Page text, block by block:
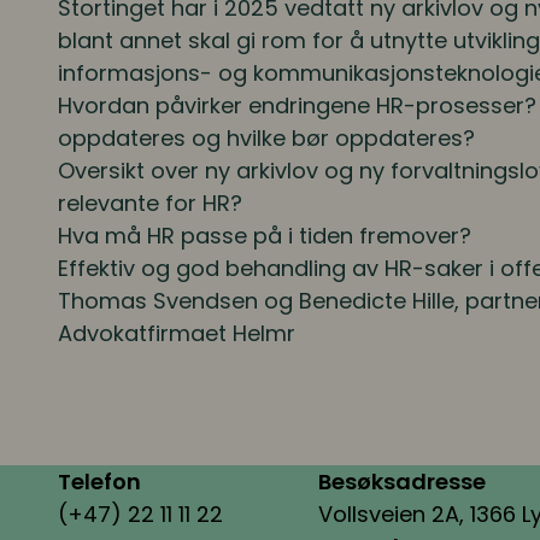
Stortinget har i 2025 vedtatt ny arkivlov og
blant annet skal gi rom for å utnytte
informasjons- og
Hvordan påvirker endringene HR-
oppdateres og hvilke bør oppdateres?
Oversikt over ny arkivlov og ny
relevante for HR?
Hva må HR passe på i tiden fremover?
Effektiv og god behandling av HR-saker i
Thomas Svendsen og Benedicte Hille,
Advokatfirmaet Helmr
Telefon
(+47) 22 11 11 22
Besøksadresse
Vollsveien 2A, 1366